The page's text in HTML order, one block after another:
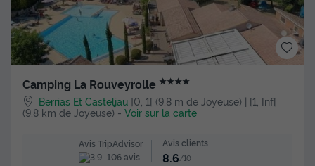
Camping La Rouveyrolle ★★★★
Berrias Et Casteljau ]0, 1[ (9,8 m de Joyeuse) | [1, Inf[
(9,8 km de Joyeuse) - Voir sur la carte
Avis TripAdvisor
106 avis
Avis clients
8.6/10